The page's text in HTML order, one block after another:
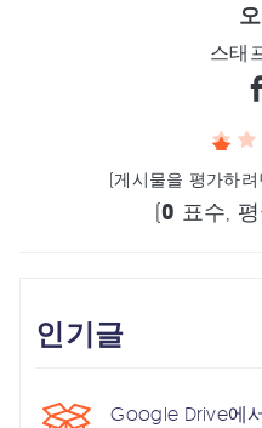
스태
(게시물을 평가하
(0 표수,
인기글
Google Drive에